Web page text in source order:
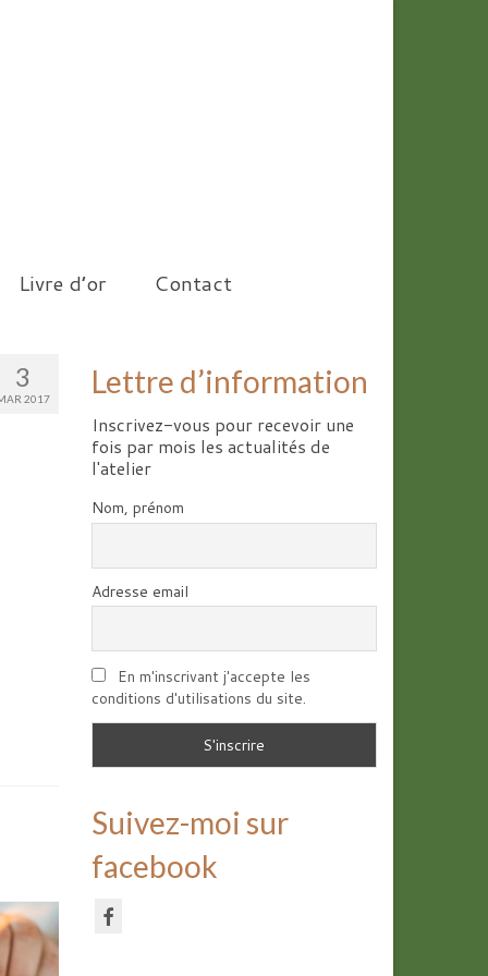
Livre d’or Contact
3
2017 Lettre d’information
Inscrivez-vous pour recevoir une
fois par mois les actualités de
l'atelier
Nom, prénom
Adresse email
En m'inscrivant j'accepte les
conditions d'utilisations du site.
Suivez-moi sur
facebook